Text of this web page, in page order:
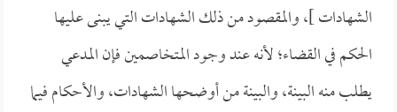
الشهادات ]، والمقصود من ذلك الشهادات التي يبنى عليها
الحكم في القضاء؛ لأنه عند وجود المتخاصمين فإن المدعي
يطلب منه البينة، والبينة من أوضحها الشهادات، والأحكام فيما